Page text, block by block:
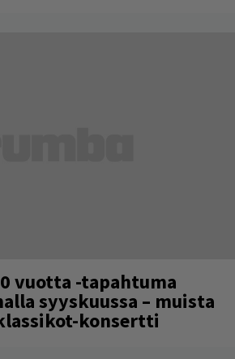
vuotta -tapahtuma
syyskuussa – muista
konsertti